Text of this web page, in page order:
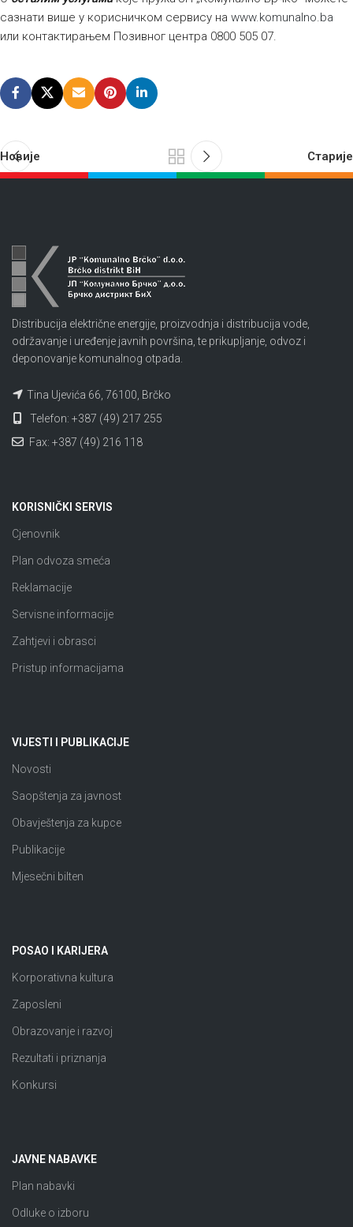
сазнати више у корисничком сервису на www.komunalno.ba
или контактирањем Позивног центра 0800 505 07.
Новије Старије
Distribucija električne energije, proizvodnja i distribucija vode,
održavanje i uređenje javnih površina, te prikupljanje, odvoz i
deponovanje komunalnog otpada.
Tina Ujevića 66, 76100, Brčko
Telefon: +387 (49) 217 255
Fax: +387 (49) 216 118
KORISNIČKI SERVIS
Cjenovnik
Plan odvoza smeća
Reklamacije
Servisne informacije
Zahtjevi i obrasci
Pristup informacijama
VIJESTI I PUBLIKACIJE
Novosti
Saopštenja za javnost
Obavještenja za kupce
Publikacije
Mjesečni bilten
POSAO I KARIJERA
Korporativna kultura
Zaposleni
Obrazovanje i razvoj
Rezultati i priznanja
Konkursi
JAVNE NABAVKE
Plan nabavki
Odluke o izboru